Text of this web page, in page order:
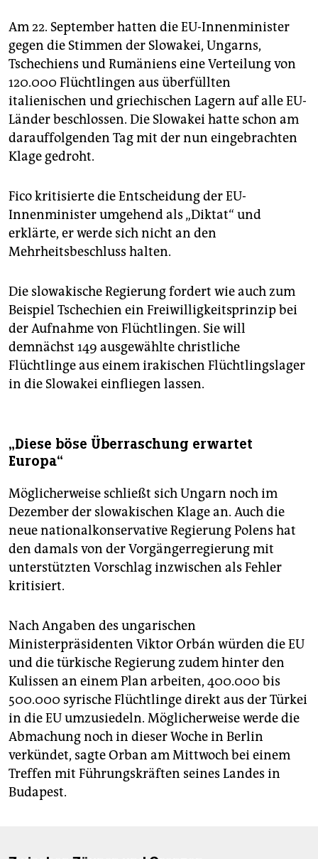
Am 22. September hatten die EU-Innenminister
gegen die Stimmen der Slowakei, Ungarns,
Tschechiens und Rumäniens eine Verteilung von
120.000 Flüchtlingen aus überfüllten
italienischen und griechischen Lagern auf alle EU-
Länder beschlossen. Die Slowakei hatte schon am
darauffolgenden Tag mit der nun eingebrachten
Klage gedroht.
Fico kritisierte die Entscheidung der EU-
Innenminister umgehend als „Diktat“ und
erklärte, er werde sich nicht an den
Mehrheitsbeschluss halten.
Die slowakische Regierung fordert wie auch zum
Beispiel Tschechien ein Freiwilligkeitsprinzip bei
der Aufnahme von Flüchtlingen. Sie will
demnächst 149 ausgewählte christliche
Flüchtlinge aus einem irakischen Flüchtlingslager
in die Slowakei einfliegen lassen.
„Diese böse Überraschung erwartet
Europa“
Möglicherweise schließt sich Ungarn noch im
Dezember der slowakischen Klage an. Auch die
neue nationalkonservative Regierung Polens hat
den damals von der Vorgängerregierung mit
unterstützten Vorschlag inzwischen als Fehler
kritisiert.
Nach Angaben des ungarischen
Ministerpräsidenten Viktor Orbán würden die EU
und die türkische Regierung zudem hinter den
Kulissen an einem Plan arbeiten, 400.000 bis
500.000 syrische Flüchtlinge direkt aus der Türkei
in die EU umzusiedeln. Möglicherweise werde die
Abmachung noch in dieser Woche in Berlin
verkündet, sagte Orban am Mittwoch bei einem
Treffen mit Führungskräften seines Landes in
Budapest.